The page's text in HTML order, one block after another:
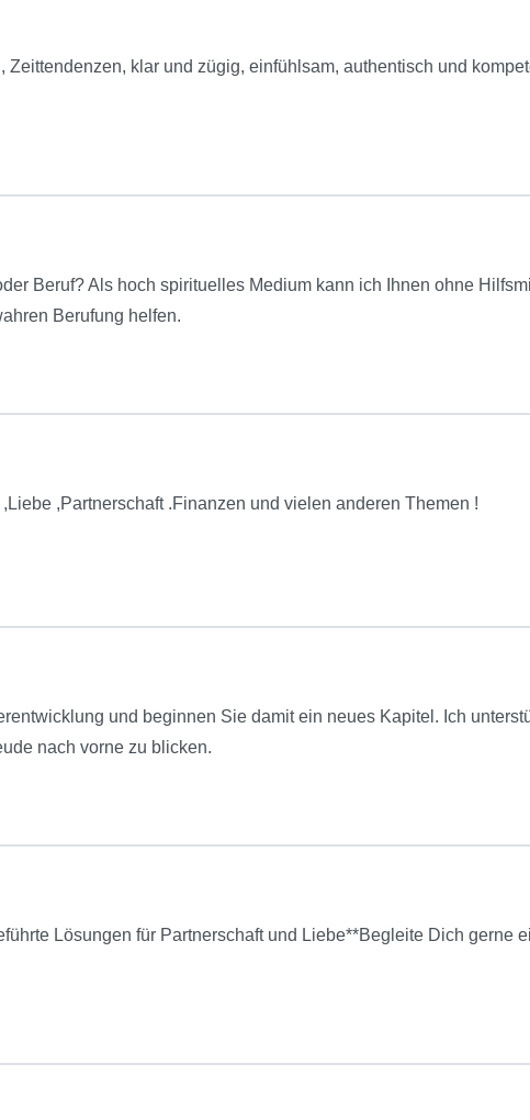
klar und zügig, einfühlsam, authentisch und
Beruf? Als hoch spirituelles Medium kann ich Ihnen ohne
Berufung helfen.
,Partnerschaft .Finanzen und vielen anderen Themen !
und beginnen Sie damit ein neues Kapitel. Ich
nach vorne zu blicken.
Lösungen für Partnerschaft und Liebe**Begleite Dich gerne